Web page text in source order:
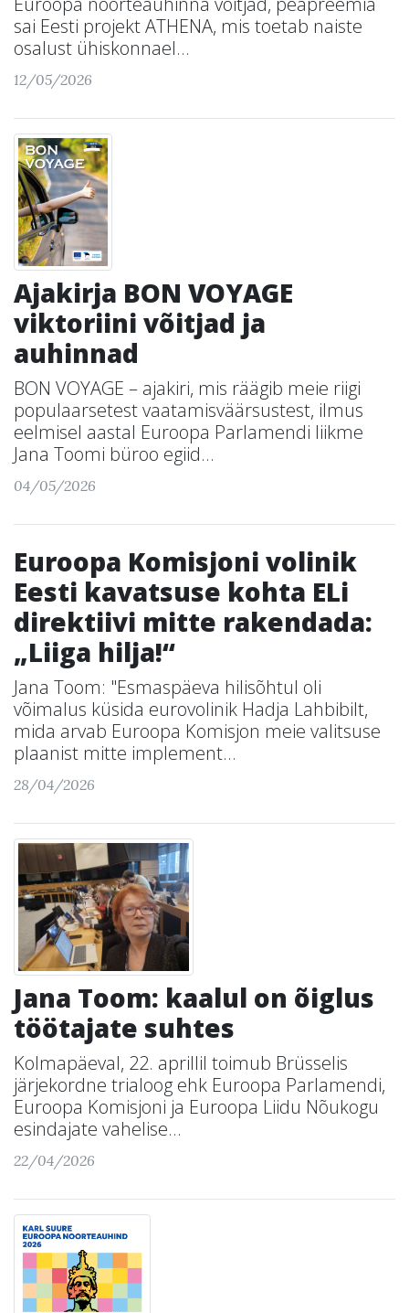
sai Eesti projekt ATHENA, mis toetab naiste
osalust ühiskonnael...
12/05/2026
Ajakirja BON VOYAGE
viktoriini võitjad ja
auhinnad
BON VOYAGE – ajakiri, mis räägib meie riigi
populaarsetest vaatamisväärsustest, ilmus
eelmisel aastal Euroopa Parlamendi liikme
Jana Toomi büroo egiid...
04/05/2026
Euroopa Komisjoni volinik
Eesti kavatsuse kohta ELi
direktiivi mitte rakendada:
„Liiga hilja!“
Jana Toom: "Esmaspäeva hilisõhtul oli
võimalus küsida eurovolinik Hadja Lahbibilt,
mida arvab Euroopa Komisjon meie valitsuse
plaanist mitte implement...
28/04/2026
Jana Toom: kaalul on õiglus
töötajate suhtes
Kolmapäeval, 22. aprillil toimub Brüsselis
järjekordne trialoog ehk Euroopa Parlamendi,
Euroopa Komisjoni ja Euroopa Liidu Nõukogu
esindajate vahelise...
22/04/2026